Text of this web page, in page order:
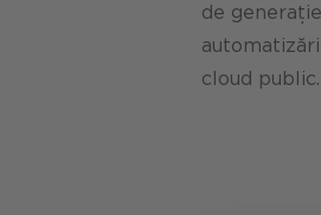
de
cloud public.